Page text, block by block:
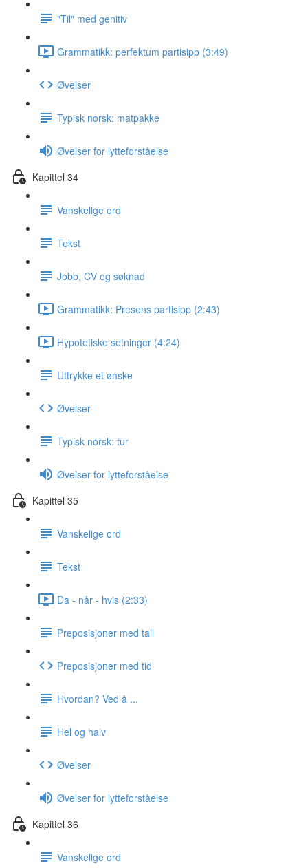
"Til" med genitiv
Grammatikk: perfektum partisipp (3:49)
Øvelser
Typisk norsk: matpakke
Øvelser for lytteforståelse
Kapittel 34
Vanskelige ord
Tekst
Jobb, CV og søknad
Grammatikk: Presens partisipp (2:43)
Hypotetiske setninger (4:24)
Uttrykke et ønske
Øvelser
Typisk norsk: tur
Øvelser for lytteforståelse
Kapittel 35
Vanskelige ord
Tekst
Da - når - hvis (2:33)
Preposisjoner med tall
Preposisjoner med tid
Hvordan? Ved å ...
Hel og halv
Øvelser
Øvelser for lytteforståelse
Kapittel 36
Vanskelige ord